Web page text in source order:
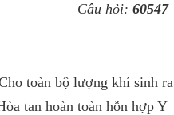
Câu hỏi: 60547
toàn bộ lượng khí sinh ra
tan hoàn toàn hỗn hợp Y